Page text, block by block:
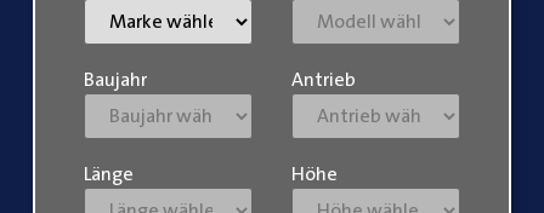
Baujahr Antrieb
Länge Höhe